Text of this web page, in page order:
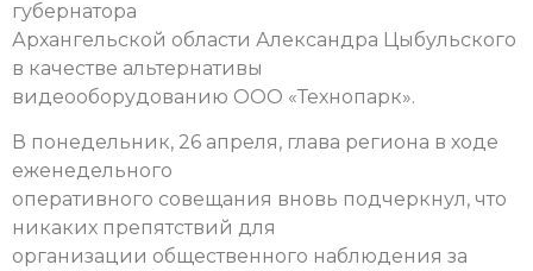
губернатора
Архангельской области Александра Цыбульского
в качестве альтернативы
видеооборудованию ООО «Технопарк».
В понедельник, 26 апреля, глава региона в ходе
еженедельного
оперативного совещания вновь подчеркнул, что
никаких препятствий для
организации общественного наблюдения за